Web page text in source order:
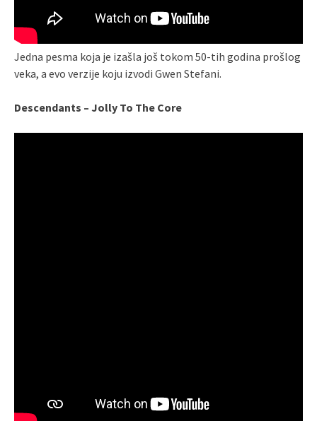
Jedna pesma koja je izašla još tokom 50-tih godina prošlog
veka, a evo verzije koju izvodi Gwen Stefani.
Descendants – Jolly To The Core